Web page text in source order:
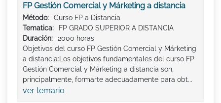
FP Gestión Comercial y Márketing a distancia
Método:
Curso FP a Distancia
Tematica:
FP GRADO SUPERIOR A DISTANCIA
Duración:
2000 horas
Objetivos del curso FP Gestión Comercial y Márketing
a distancia:Los objetivos fundamentales del curso FP
Gestión Comercial y Márketing a distancia son,
principalmente, formarte adecuadamente para obt...
ver temario